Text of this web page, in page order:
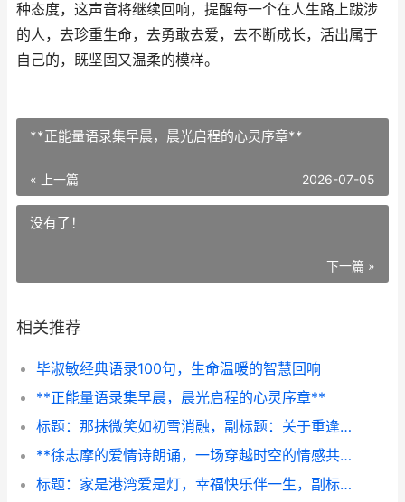
种态度，这声音将继续回响，提醒每一个在人生路上跋涉
的人，去珍重生命，去勇敢去爱，去不断成长，活出属于
自己的，既坚固又温柔的模样。
**正能量语录集早晨，晨光启程的心灵序章**
« 上一篇 2026-07-05
没有了！
下一篇 »
相关推荐
毕淑敏经典语录100句，生命温暖的智慧回响
**正能量语录集早晨，晨光启程的心灵序章**
标题：那抹微笑如初雪消融，副标题：关于重逢的温柔叙事
**徐志摩的爱情诗朗诵，一场穿越时空的情感共振（副标题）**
标题：家是港湾爱是灯，幸福快乐伴一生，副标题，平凡日子里的温暖光芒